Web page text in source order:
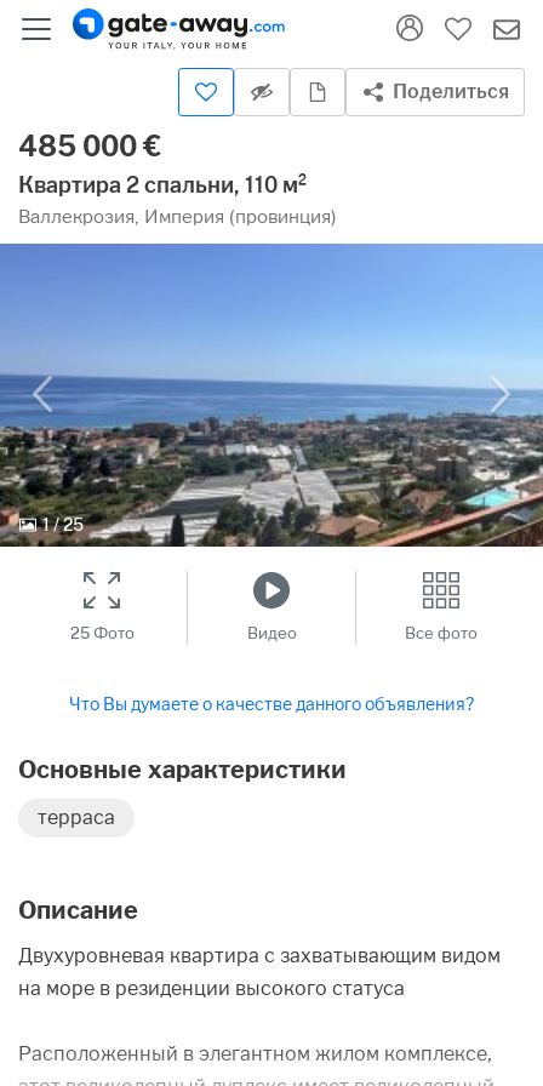
Поделиться
485 000 €
Квартира 2 спальни, 110 м²
Валлекрозия, Империя (провинция)
1/25
25 Фото Видео Все фото
Что Вы думаете о качестве данного объявления?
Основные характеристики
терраса
Описание
Двухуровневая квартира с захватывающим видом
на море в резиденции высокого статуса
Расположенный в элегантном жилом комплексе,